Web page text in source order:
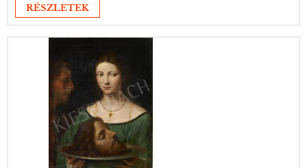
RÉSZLETEK